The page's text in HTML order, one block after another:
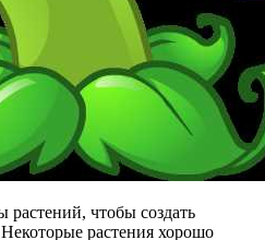
растений, чтобы создать
растения хорошо